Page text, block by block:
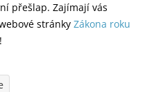
přešlap. Zajímají vás
stránky Zákona roku
!